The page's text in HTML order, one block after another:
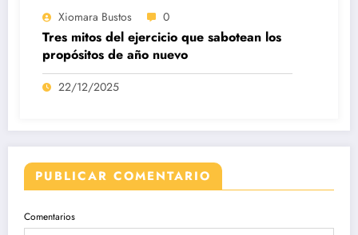
Xiomara Bustos 0
Tres mitos del ejercicio que sabotean los
propósitos de año nuevo
22/12/2025
PUBLICAR COMENTARIO
Comentarios